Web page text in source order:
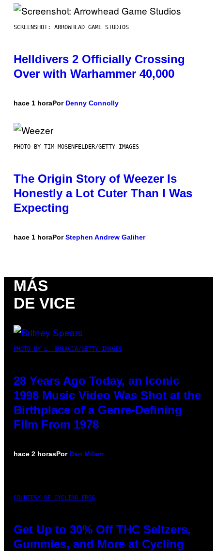
SCREENSHOT: ARROWHEAD GAME STUDIOS
Helldivers 2 Officially Crossing
Over with Warhammer 40,000
hace 1 horaPor Denny Connolly
PHOTO BY TIM MOSENFELDER/GETTY IMAGES
The Origin Story of Weezer Is
Honestly a Lot Cuter Than I Was
Expecting
hace 1 horaPorStephen Andrew Galiher
MÁS
DE VICE
PHOTO BY L. BUSACCA/GETTY IMAGES
28 Years Ago Today, an Iconic
1998 Music Video Was Shot at the
Birthplace of a Genre-Defining
Film From 1978
hace 2 horasPor Dan Milam
COURTESY OF CYCLING FROG
Get Up to 30% Off THC Seltzers,
Gummies, and More at Cycling